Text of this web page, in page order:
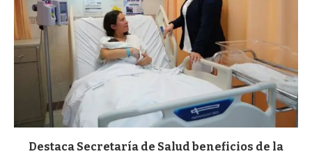
Destaca Secretaría de Salud beneficios de la